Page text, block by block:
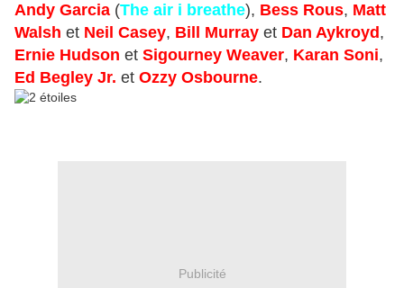
Andy Garcia (The air i breathe), Bess Rous, Matt
Walsh et Neil Casey, Bill Murray et Dan Aykroyd ,
Ernie Hudson et Sigourney Weaver, Karan Soni,
Ed Begley Jr. et Ozzy Osbourne.
Publicité